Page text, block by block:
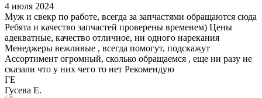
4 июля 2024
Муж и свекр по работе, всегда за запчастями обращаются сюда
Ребята и качество запчастей проверены временем) Цены
адекватные, качество отличное, ни одного нарекания
Менеджеры вежливые , всегда помогут, подскажут
Ассортимент огромный, сколько обращаемся , еще ни разу не
сказали что у них чего то нет Рекомендую
ГЕ
Гусева Е.